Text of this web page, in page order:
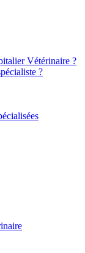
Vétérinaire ?
?